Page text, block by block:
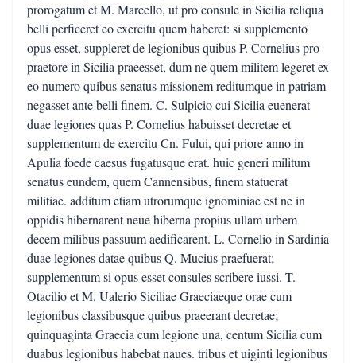
prorogatum et M. Marcello, ut pro consule in Sicilia reliqua
belli perficeret eo exercitu quem haberet: si supplemento
opus esset, suppleret de legionibus quibus P. Cornelius pro
praetore in Sicilia praeesset, dum ne quem militem legeret ex
eo numero quibus senatus missionem reditumque in patriam
negasset ante belli finem. C. Sulpicio cui Sicilia euenerat
duae legiones quas P. Cornelius habuisset decretae et
supplementum de exercitu Cn. Fului, qui priore anno in
Apulia foede caesus fugatusque erat. huic generi militum
senatus eundem, quem Cannensibus, finem statuerat
militiae. additum etiam utrorumque ignominiae est ne in
oppidis hibernarent neue hiberna propius ullam urbem
decem milibus passuum aedificarent. L. Cornelio in Sardinia
duae legiones datae quibus Q. Mucius praefuerat;
supplementum si opus esset consules scribere iussi. T.
Otacilio et M. Ualerio Siciliae Graeciaeque orae cum
legionibus classibusque quibus praeerant decretae;
quinquaginta Graecia cum legione una, centum Sicilia cum
duabus legionibus habebat naues. tribus et uiginti legionibus